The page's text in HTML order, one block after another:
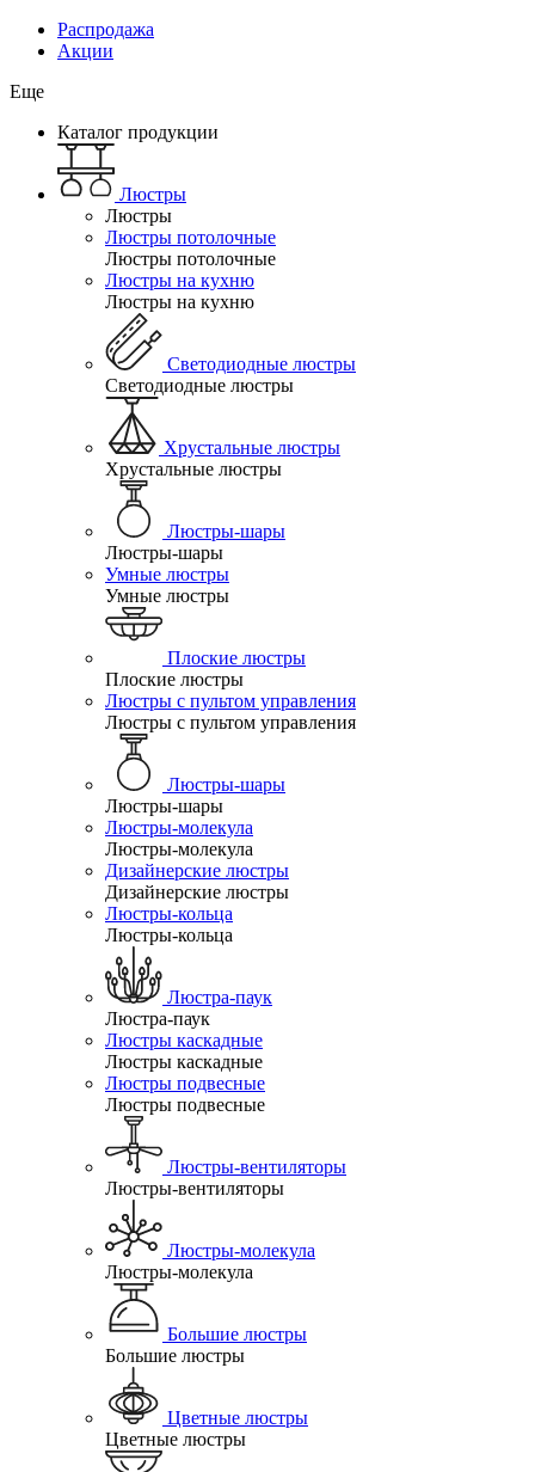
Распродажа
Акции
Еще
Каталог продукции
Люстры
Люстры
Люстры потолочные
Люстры потолочные
Люстры на кухню
Люстры на кухню
Светодиодные люстры
Светодиодные люстры
Хрустальные люстры
Хрустальные люстры
Люстры-шары
Люстры-шары
Умные люстры
Умные люстры
Плоские люстры
Плоские люстры
Люстры с пультом управления
Люстры с пультом управления
Люстры-шары
Люстры-шары
Люстры-молекула
Люстры-молекула
Дизайнерские люстры
Дизайнерские люстры
Люстры-кольца
Люстры-кольца
Люстра-паук
Люстра-паук
Люстры каскадные
Люстры каскадные
Люстры подвесные
Люстры подвесные
Люстры-вентиляторы
Люстры-вентиляторы
Люстры-молекула
Люстры-молекула
Большие люстры
Большие люстры
Цветные люстры
Цветные люстры